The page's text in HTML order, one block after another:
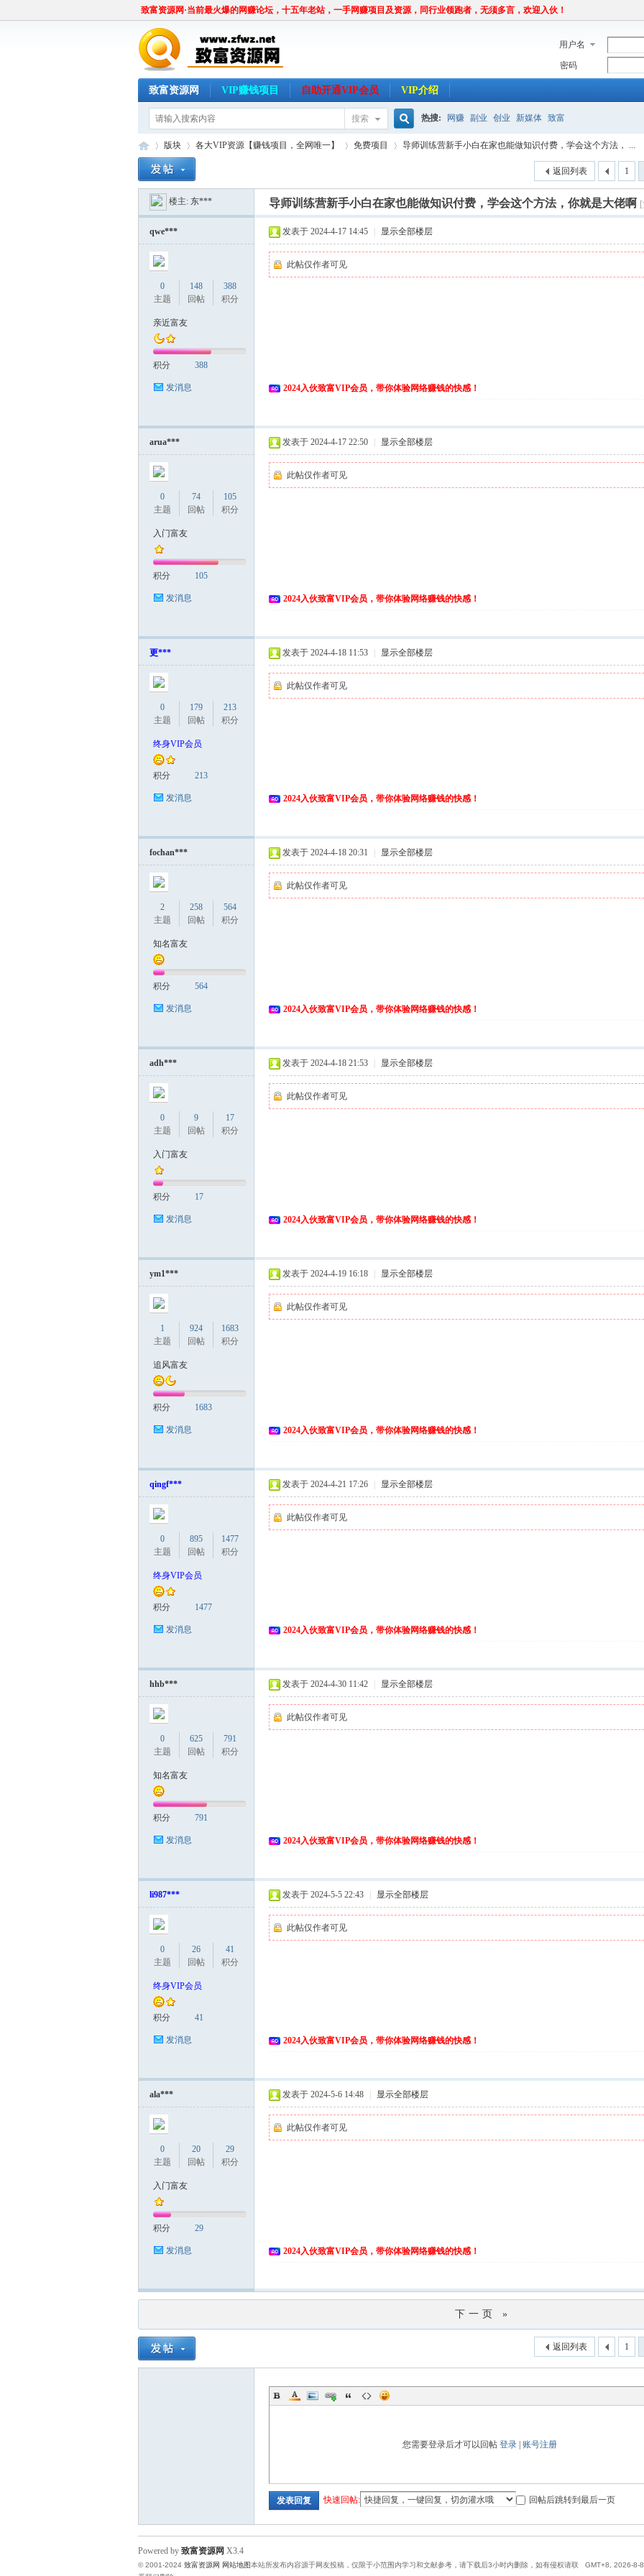
致富资源网·当前最火爆的网赚论坛，十五年老站，一手网赚项目及资源，同行业领跑者，无须多言，欢迎入伙！
用户名
密码
致富资源网 VIP赚钱项目 自助开通VIP会员 VIP介绍
搜索
搜
索
热搜: 网赚 副业 创业 新媒体 致富
源
»
版块
›
各大VIP资源【赚钱项目，全网唯一】
›
免费项目
›
导师训练营新手小白在家也能做知识付费，学会这个方法， ...
1
返回列表
楼主: 东*** 导师训练营新手小白在家也能做知识付费，学会这个方法，你就是大佬啊
qwe***
0
主题
148
回帖
388
积分
亲近富友
积分 388
发消息
发表于 2024-4-17 14:45 显示全部楼层
此帖仅作者可见
2024入伙致富VIP会员，带你体验网络赚钱的快感！
arua***
0
主题
74
回帖
105
积分
入门富友
积分 105
发消息
发表于 2024-4-17 22:50 显示全部楼层
此帖仅作者可见
2024入伙致富VIP会员，带你体验网络赚钱的快感！
更***
0
主题
179
回帖
213
积分
终身VIP会员
积分 213
发消息
发表于 2024-4-18 11:53 显示全部楼层
此帖仅作者可见
2024入伙致富VIP会员，带你体验网络赚钱的快感！
fochan***
2
主题
258
回帖
564
积分
知名富友
积分 564
发消息
发表于 2024-4-18 20:31 显示全部楼层
此帖仅作者可见
2024入伙致富VIP会员，带你体验网络赚钱的快感！
adh***
0
主题
9
回帖
17
积分
入门富友
积分 17
发消息
发表于 2024-4-18 21:53 显示全部楼层
此帖仅作者可见
2024入伙致富VIP会员，带你体验网络赚钱的快感！
ym1***
1
主题
924
回帖
1683
积分
追风富友
积分 1683
发消息
发表于 2024-4-19 16:18 显示全部楼层
此帖仅作者可见
2024入伙致富VIP会员，带你体验网络赚钱的快感！
qingf***
0
主题
895
回帖
1477
积分
终身VIP会员
积分 1477
发消息
发表于 2024-4-21 17:26 显示全部楼层
此帖仅作者可见
2024入伙致富VIP会员，带你体验网络赚钱的快感！
hhb***
0
主题
625
回帖
791
积分
知名富友
积分 791
发消息
发表于 2024-4-30 11:42 显示全部楼层
此帖仅作者可见
2024入伙致富VIP会员，带你体验网络赚钱的快感！
li987***
0
主题
26
回帖
41
积分
终身VIP会员
积分 41
发消息
发表于 2024-5-5 22:43 显示全部楼层
此帖仅作者可见
2024入伙致富VIP会员，带你体验网络赚钱的快感！
ala***
0
主题
20
回帖
29
积分
入门富友
积分 29
发消息
发表于 2024-5-6 14:48 显示全部楼层
此帖仅作者可见
2024入伙致富VIP会员，带你体验网络赚钱的快感！
下一页 »
1
返回列表
您需要登录后才可以回帖 登录 账号注册
发表回复 快速回帖: 回帖后跳转到最后一页
GMT+8, 2026-8-
Powered by 致富资源网 X3.4
© 2001-2024 致富资源网 网站地图本站所发布内容源于网友投稿，仅限于小范围内学习和文献参考，请下载后3小时内删除，如有侵权请联